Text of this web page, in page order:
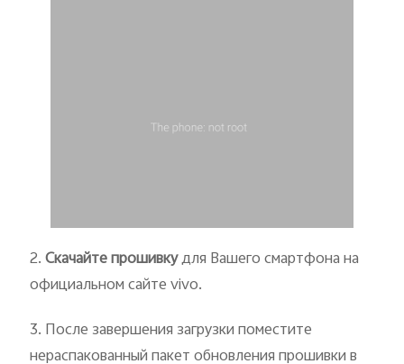
2.Скачайте прошивкудля Вашего смартфона на
официальном сайте vivo.
3. После завершения загрузки поместите
нераспакованный пакет обновления прошивки в